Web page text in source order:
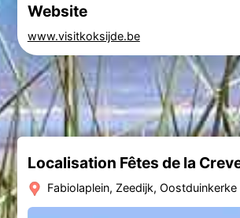
Website
www.visitkoksijde.be
Localisation Fêtes de la
Fabiolaplein, Zeedijk, Oostduinkerke